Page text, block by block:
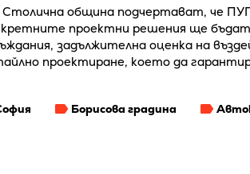
община подчертават, че
проектни решения ще
задължителна оценка на
проектиране, което да
Борисова градина